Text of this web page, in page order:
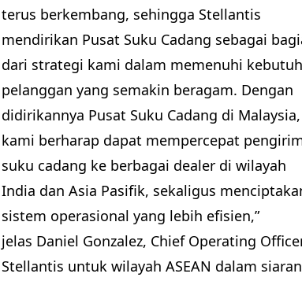
terus berkembang, sehingga Stellantis
mendirikan Pusat Suku Cadang sebagai
dari strategi kami dalam memenuhi
pelanggan yang semakin beragam. Dengan
didirikannya Pusat Suku Cadang di Malaysia,
kami berharap dapat mempercepat
suku cadang ke berbagai dealer di wilayah
India dan Asia Pasifik, sekaligus
sistem operasional yang lebih efisien,”
jelas Daniel Gonzalez, Chief Operating
Stellantis untuk wilayah ASEAN dalam siaran